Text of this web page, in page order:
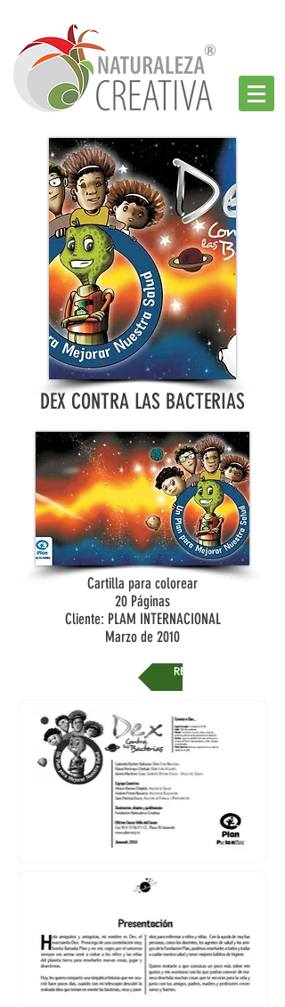
DEX CONTRA LAS BACTERIAS
Cartilla para colorear
20 Páginas
Cliente: PLAM INTERNACIONAL
Marzo de 2010
REGRESAR